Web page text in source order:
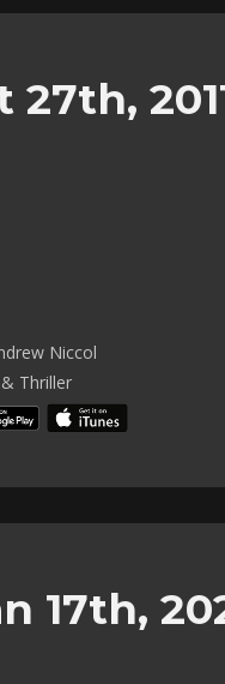
27th,
Niccol
Thriller
17th,